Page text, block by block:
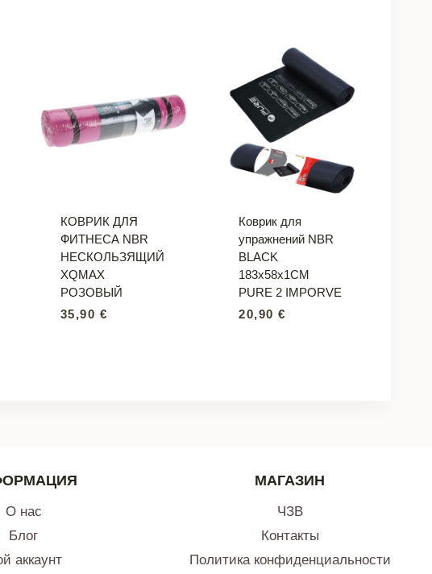
КОВРИК ДЛЯ
ФИТНЕСА NBR
НЕСКОЛЬЗЯЩИЙ
XQMAX
РОЗОВЫЙ
35,90 €
Коврик для
упражнений NBR
BLACK
183x58x1CM
PURE 2 IMPORVE
20,90€
О нас
Блог
аккаунт
МАГАЗИН
ЧЗВ
Контакты
Политика конфиденциальности